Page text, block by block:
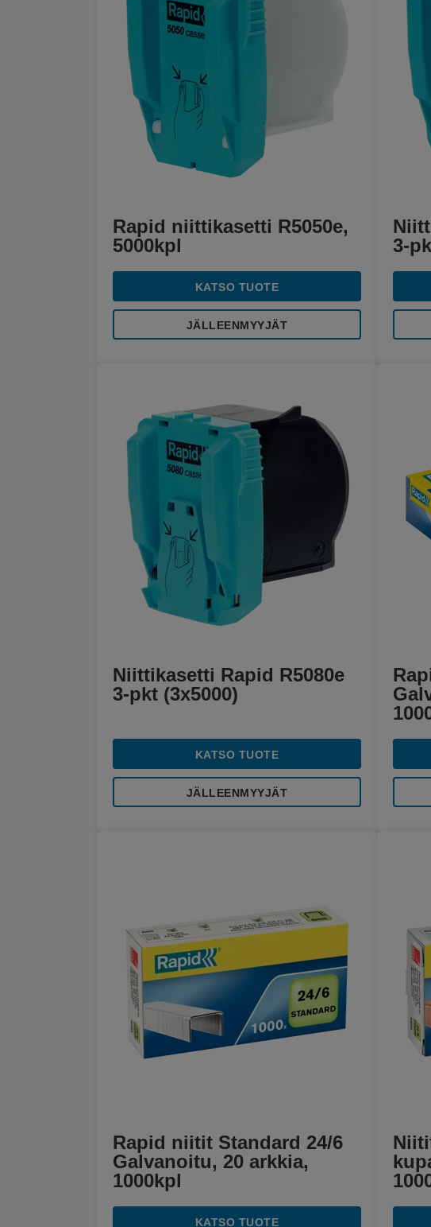
Rapid niittikasetti R5050e,
5000kpl
KATSO TUOTE
JÄLLEENMYYJÄT
3-
Niittikasetti Rapid R5080e
3-pkt (3x5000)
KATSO TUOTE
JÄLLEENMYYJÄT
Rapid niitit Standard 24/6
Galvanoitu, 20 arkkia,
1000kpl
KATSO TUOTE